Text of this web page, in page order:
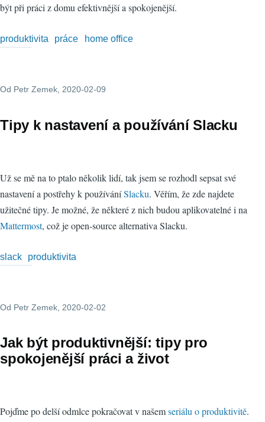
být při práci z domu efektivnější a spokojenější.
produktivita práce home office
Od Petr Zemek , 2020-02-09
Tipy k nastavení a používání Slacku
Už se mě na to ptalo několik lidí, tak jsem se rozhodl sepsat své
nastavení a postřehy k používáníSlacku. Věřím, že zde najdete
užitečné tipy. Je možné, že některé z nich budou aplikovatelné i na
Mattermost, což je open-source alternativa Slacku.
slack produktivita
Od Petr Zemek , 2020-02-02
Jak být produktivnější: tipy pro
spokojenější práci a život
Pojďme po delší odmlce pokračovat v našemseriálu o produktivitě.